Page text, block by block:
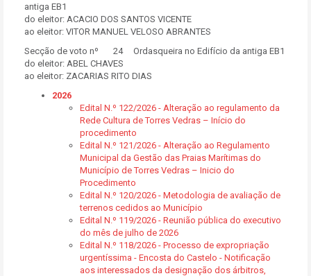
antiga EB1
do eleitor: ACACIO DOS SANTOS VICENTE
ao eleitor: VITOR MANUEL VELOSO ABRANTES
Secção de voto nº 24 Ordasqueira no Edifício da antiga EB1
do eleitor: ABEL CHAVES
ao eleitor: ZACARIAS RITO DIAS
2026
Edital N.º 122/2026 - Alteração ao regulamento da
Rede Cultura de Torres Vedras – Início do
procedimento
Edital N.º 121/2026 - Alteração ao Regulamento
Municipal da Gestão das Praias Marítimas do
Município de Torres Vedras – Inicio do
Procedimento
Edital N.º 120/2026 - Metodologia de avaliação de
terrenos cedidos ao Município
Edital N.º 119/2026 - Reunião pública do executivo
do mês de julho de 2026
Edital N.º 118/2026 - Processo de expropriação
urgentíssima - Encosta do Castelo - Notificação
aos interessados da designação dos árbitros,